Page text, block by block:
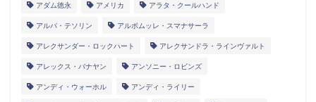
アダム徳永 アメリカ アラタ・クールハンド
アルパ・テソリン アルボムッレ・スマナサーラ
アレクサンダー・ロックハート アレクサンドラ・ラインヴァルト
アレックス・バナヤン アンソニー・ロビンズ
アンディ・ウォーホル アンディ・ライリー